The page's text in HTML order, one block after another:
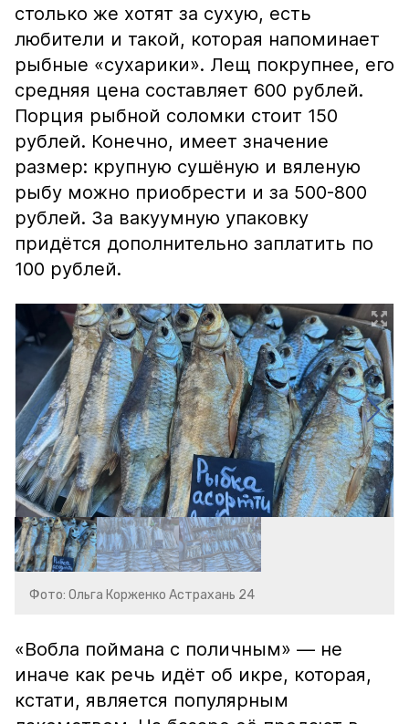
столько же хотят за сухую, есть
любители и такой, которая напоминает
рыбные «сухарики». Лещ покрупнее, его
средняя цена составляет 600 рублей.
Порция рыбной соломки стоит 150
рублей. Конечно, имеет значение
размер: крупную сушёную и вяленую
рыбу можно приобрести и за 500-800
рублей. За вакуумную упаковку
придётся дополнительно заплатить по
100 рублей.
Фото: Ольга Корженко Астрахань 24
«Вобла поймана с поличным» — не
иначе как речь идёт об икре, которая,
кстати, является популярным